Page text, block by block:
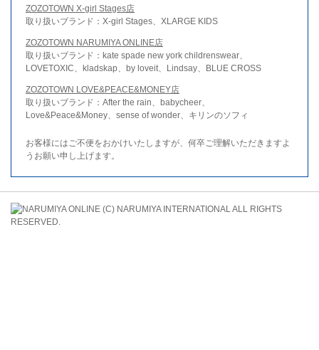
ZOZOTOWN X-girl Stages店
取り扱いブランド：X-girl Stages、XLARGE KIDS
ZOZOTOWN NARUMIYA ONLINE店
取り扱いブランド：kate spade new york childrenswear、
LOVETOXIC、kladskap、by loveit、Lindsay、BLUE CROSS
ZOZOTOWN LOVE&PEACE&MONEY店
取り扱いブランド：After the rain、babycheer、
Love&Peace&Money、sense of wonder、キリンのソフィ
お客様にはご不便をおかけいたしますが、何卒ご理解いただきますよ
うお願い申し上げます。